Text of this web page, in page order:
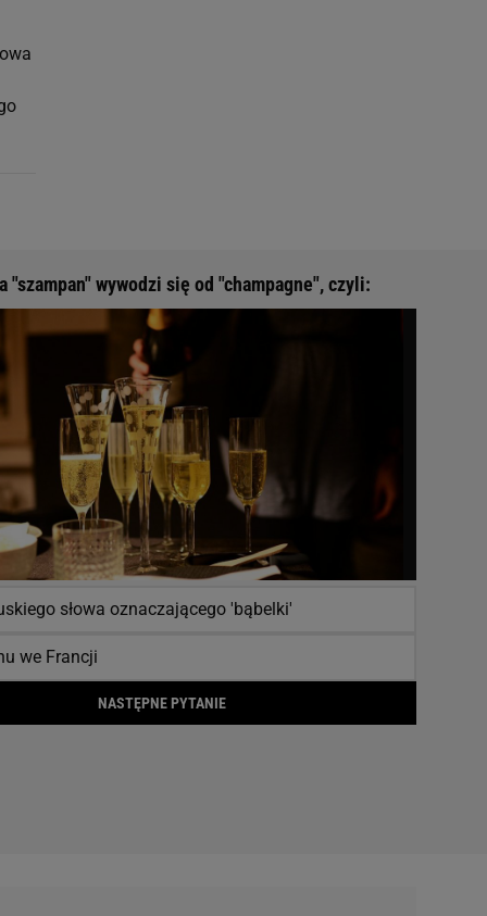
"szampan" wywodzi się od "champagne", czyli:
słowa oznaczającego 'bąbelki'
we Francji
NASTĘPNE PYTANIE